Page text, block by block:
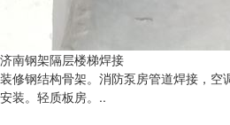
济南钢架隔层楼梯焊接
装修钢结构骨架。消防泵房管道焊接，空
安装。轻质板房。..